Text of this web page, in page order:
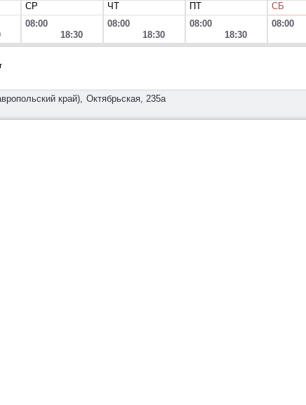
СР ЧТ ПТ СБ
08:00
18:30
08:00
18:30
08:00
18:30
08:00
край), Октябрьская, 235а